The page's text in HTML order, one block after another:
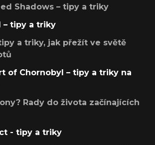
Shadows – tipy a triky
– tipy a triky
a triky, jak přežít ve světě
of Chornobyl – tipy a triky na
Rady do života začínajících
- tipy a triky